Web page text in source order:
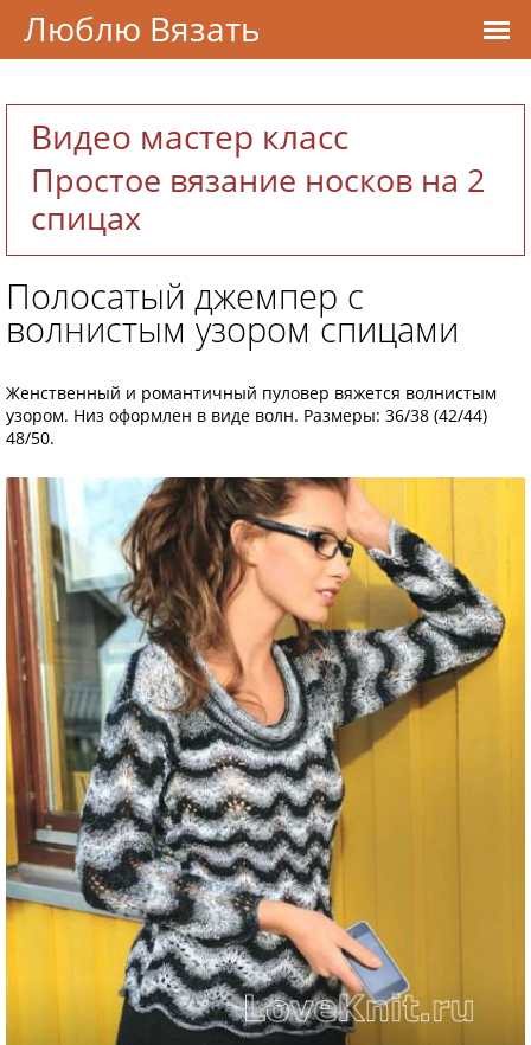
Видео мастер класс
Простое вязание носков на 2
спицах
Полосатый джемпер с
волнистым узором спицами
Женственный и романтичный пуловер вяжется волнистым
узором. Низ оформлен в виде волн. Размеры: 36/38 (42/44)
48/50.
Люблю Вязать